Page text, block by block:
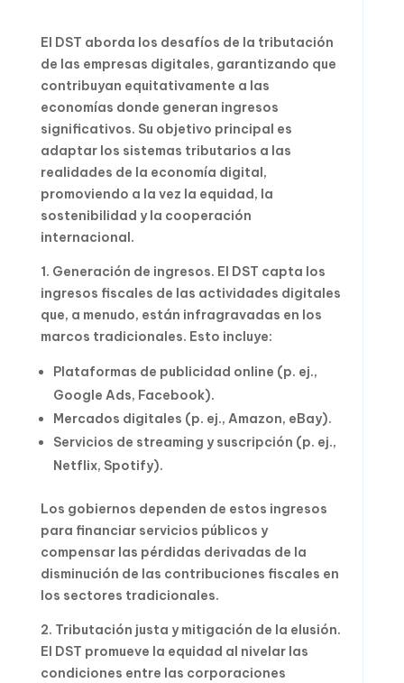
El DST aborda los desafíos de la tributación
de las empresas digitales, garantizando que
contribuyan equitativamente a las
economías donde generan ingresos
significativos. Su objetivo principal es
adaptar los sistemas tributarios a las
realidades de la economía digital,
promoviendo a la vez la equidad, la
sostenibilidad y la cooperación
internacional.
1. Generación de ingresos. El DST capta los
ingresos fiscales de las actividades digitales
que, a menudo, están infragravadas en los
marcos tradicionales. Esto incluye:
Plataformas de publicidad online (p. ej.,
Google Ads, Facebook).
Mercados digitales (p. ej., Amazon, eBay).
Servicios de streaming y suscripción (p. ej.,
Netflix, Spotify).
Los gobiernos dependen de estos ingresos
para financiar servicios públicos y
compensar las pérdidas derivadas de la
disminución de las contribuciones fiscales en
los sectores tradicionales.
2. Tributación justa y mitigación de la elusión.
El DST promueve la equidad al nivelar las
condiciones entre las corporaciones